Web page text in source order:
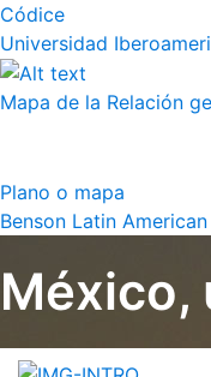
Códice
Universidad
Mapa de la Relación
Plano o mapa
Benson Latin
México,